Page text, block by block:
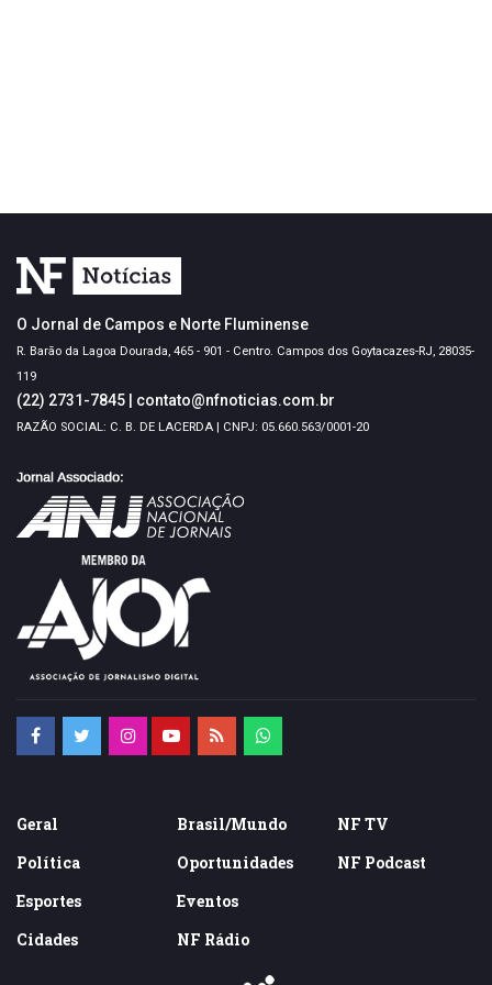
O Jornal de Campos e Norte Fluminense
R. Barão da Lagoa Dourada, 465 - 901 - Centro. Campos dos Goytacazes-RJ, 28035-
119
(22) 2731-7845 contato@nfnoticias.com.br
RAZÃO SOCIAL: C. B. DE LACERDA | CNPJ: 05.660.563/0001-20
Geral
Política
Esportes
Cidades
Brasil/Mundo
Oportunidades
Eventos
NF Rádio
NF TV
NF Podcast